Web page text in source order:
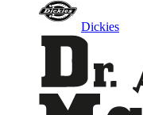
Dickies